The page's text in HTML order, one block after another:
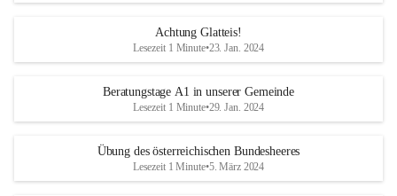
Achtung Glatteis!
Lesezeit 1 Minute•23. Jan. 2024
Beratungstage A1 in unserer Gemeinde
Lesezeit 1 Minute•29. Jan. 2024
Übung des österreichischen Bundesheeres
Lesezeit 1 Minute•5. März 2024